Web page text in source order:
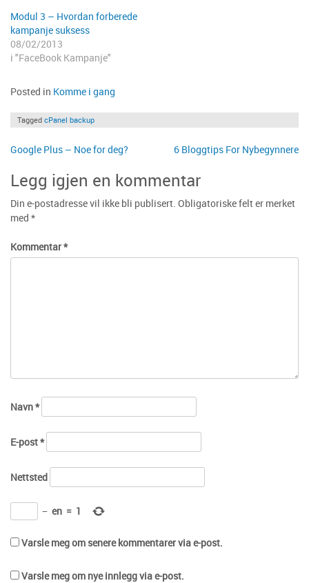
Modul 3 – Hvordan forberede
kampanje suksess
08/02/2013
i "FaceBook Kampanje"
Posted in Komme i gang
Tagged cPanel backup
Innleggsnavigasjon
Google Plus – Noe for deg? 6 Bloggtips For Nybegynnere
Legg igjen en kommentar
Din e-postadresse vil ikke bli publisert. Obligatoriske felt er merket
med *
Kommentar*
Navn*
E-post*
Nettsted
− en = 1
Varsle meg om senere kommentarer via e-post.
Varsle meg om nye innlegg via e-post.